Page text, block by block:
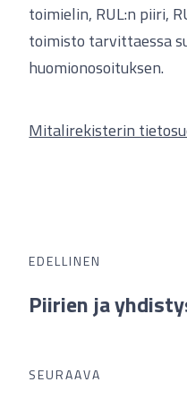
toimielin, RUL:n piiri,
toimisto tarvittaessa
huomionosoituksen.
Mitalirekisterin
EDELLINEN
Piirien ja
SEURAAVA